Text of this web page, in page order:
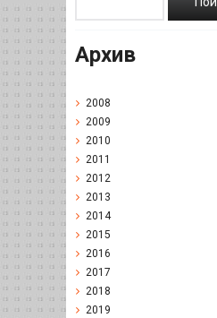
Архив
2008
2009
2010
2011
2012
2013
2014
2015
2016
2017
2018
2019